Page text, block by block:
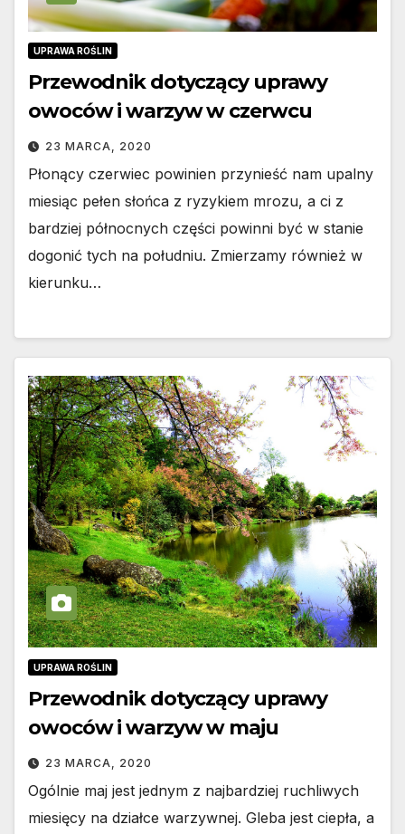
UPRAWA ROŚLIN
Przewodnik dotyczący uprawy
owoców i warzyw w czerwcu
23 MARCA, 2020
Płonący czerwiec powinien przynieść nam upalny
miesiąc pełen słońca z ryzykiem mrozu, a ci z
bardziej północnych części powinni być w stanie
dogonić tych na południu. Zmierzamy również w
kierunku…
UPRAWA ROŚLIN
Przewodnik dotyczący uprawy
owoców i warzyw w maju
23 MARCA, 2020
Ogólnie maj jest jednym z najbardziej ruchliwych
miesięcy na działce warzywnej. Gleba jest ciepła, a